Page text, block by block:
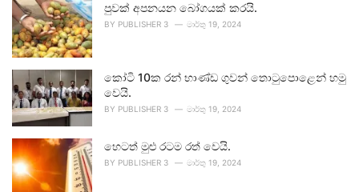
පුවක් අපනයන බෝගයක් කරයි.
BY PUBLISHER 3 මාර්තු 19, 2024
කෝටි 10ක රන් භාණ්ඩ ගුවන් තොටුපොළෙන් හමු
වෙයි.
BY PUBLISHER 3 මාර්තු 19, 2024
හෙටත් මුළු රටම රත් වෙයි.
BY PUBLISHER 3 මාර්තු 19, 2024